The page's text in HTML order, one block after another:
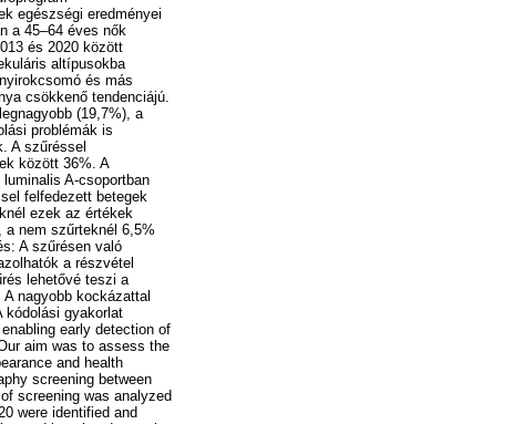
egészségi eredményei
a 45–64 éves nők
és 2020 között
altípusokba
és más
csökkenő tendenciájú.
(19,7%), a
problémák is
A szűréssel
között 36%. A
A-csoportban
felfedezett betegek
ezek az értékek
nem szűrteknél 6,5%
A szűrésen való
a részvétel
lehetővé teszi a
nagyobb kockázattal
kódolási gyakorlat
early detection of
aim was to assess the
and health
screening between
screening was analyzed
were identified and